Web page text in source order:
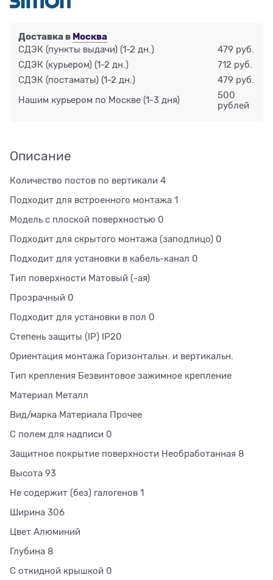
Доставка в Москва
СДЭК (пункты выдачи) (1-2 дн.)
479 руб.
СДЭК (курьером) (1-2 дн.)
712 руб.
СДЭК (постаматы) (1-2 дн.) 479 руб.
Нашим курьером по Москве (1-3 дня)
500
рублей
Описание
Количество постов по вертикали 4
Подходит для встроенного монтажа 1
Модель с плоской поверхностью 0
Подходит для скрытого монтажа (заподлицо) 0
Подходит для установки в кабель-канал 0
Тип поверхности Матовый (-ая)
Прозрачный 0
Подходит для установки в пол 0
Степень защиты (IP) IP20
Ориентация монтажа Горизонтальн. и вертикальн.
Тип крепления Безвинтовое зажимное крепление
Материал Металл
Вид/марка Материала Прочее
С полем для надписи 0
Защитное покрытие поверхности Необработанная 8
Высота 93
Не содержит (без) галогенов 1
Ширина 306
Цвет Алюминий
Глубина 8
С откидной крышкой 0